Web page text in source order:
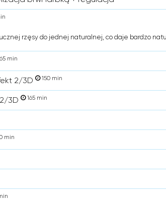
rzęsy do jednej naturalnej, co daje bardzo
min
2/3D 150 min
3D 165 min
min